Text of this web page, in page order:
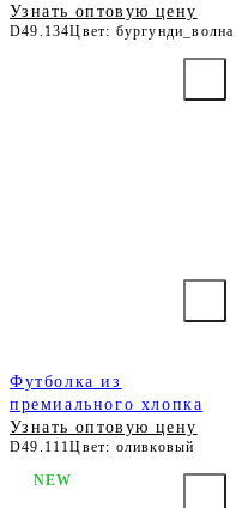
Узнать оптовую цену
D49.134Цвет: бургунди_волна
Футболка из
премиального хлопка
Узнать оптовую цену
D49.111Цвет: оливковый
NEW